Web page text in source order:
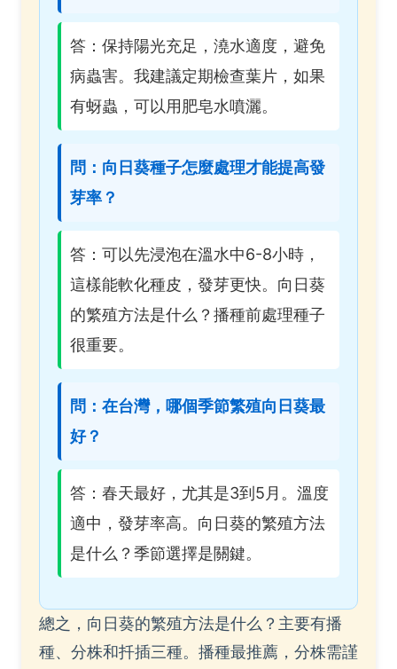
答：保持陽光充足，澆水適度，避免
病蟲害。我建議定期檢查葉片，如果
有蚜蟲，可以用肥皂水噴灑。
問：向日葵種子怎麼處理才能提高發
芽率？
答：可以先浸泡在溫水中6-8小時，
這樣能軟化種皮，發芽更快。向日葵
的繁殖方法是什么？播種前處理種子
很重要。
問：在台灣，哪個季節繁殖向日葵最
好？
答：春天最好，尤其是3到5月。溫度
適中，發芽率高。向日葵的繁殖方法
是什么？季節選擇是關鍵。
總之，向日葵的繁殖方法是什么？主要有播
種、分株和扦插三種。播種最推薦，分株需謹